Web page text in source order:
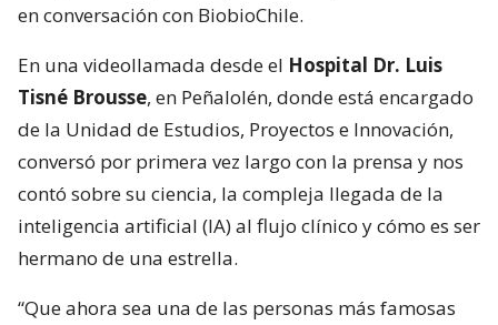
en conversación con BiobioChile.
En una videollamada desde el Hospital Dr. Luis
Tisné Brousse, en Peñalolén, donde está encargado
de la Unidad de Estudios, Proyectos e Innovación,
conversó por primera vez largo con la prensa y nos
contó sobre su ciencia, la compleja llegada de la
inteligencia artificial (IA) al flujo clínico y cómo es ser
hermano de una estrella.
“Que ahora sea una de las personas más famosas